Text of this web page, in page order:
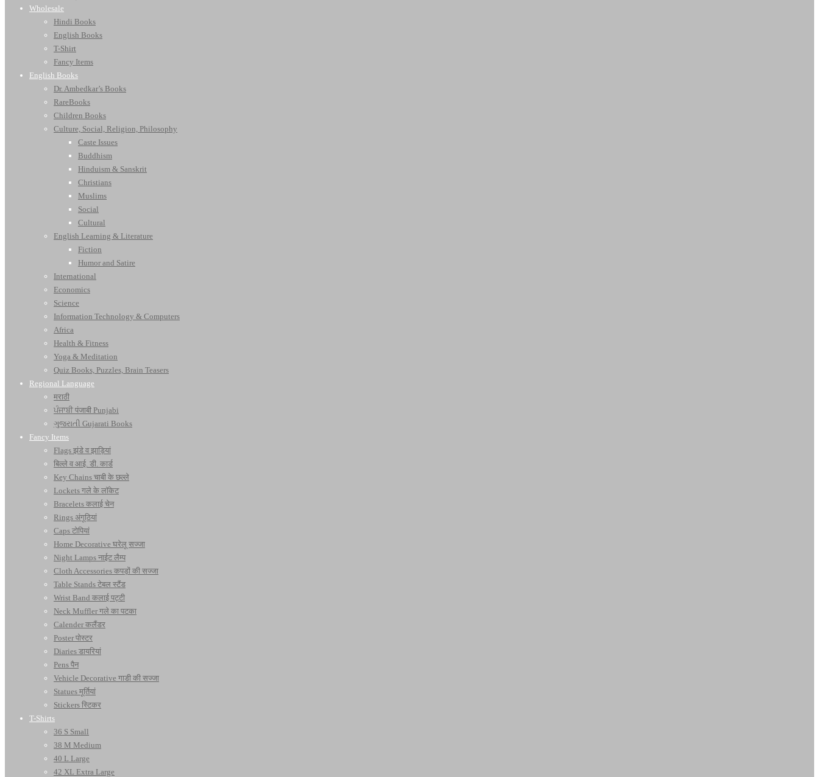
Wholesale
Hindi Books
English Books
T-Shirt
Fancy Items
English Books
Dr. Ambedkar’s Books
RareBooks
Children Books
Culture, Social, Religion, Philosophy
Caste Issues
Buddhism
Hinduism & Sanskrit
Christians
Muslims
Social
Cultural
English Learning & Literature
Fiction
Humor and Satire
International
Economics
Science
Information Technology & Computers
Africa
Health & Fitness
Yoga & Meditation
Quiz Books, Puzzles, Brain Teasers
Regional Language
मराठी
ਪੰਜਾਬੀ पंजाबी Punjabi
ગુજરાતી Gujarati Books
Fancy Items
Flags झंडे व झाड़ियां
बिल्ले व आई. डी. कार्ड
Key Chains चाबी के छल्ले
Lockets गले के लॉकेट
Bracelets कलाई चेन
Rings अंगूठियां
Caps टोपियां
Home Decorative घरेलू सज्जा
Night Lamps नाईट लैम्प
Cloth Accessories कपड़ों की सज्जा
Table Stands टेबल स्टैंड
Wrist Band कलाई पट्टी
Neck Muffler गले का पटका
Calender कलैंडर
Poster पोस्टर
Diaries डायरियां
Pens पैन
Vehicle Decorative गाडी की सज्जा
Statues मूर्तियां
Stickers स्टिकर
T-Shirts
36 S Small
38 M Medium
40 L Large
42 XL Extra Large